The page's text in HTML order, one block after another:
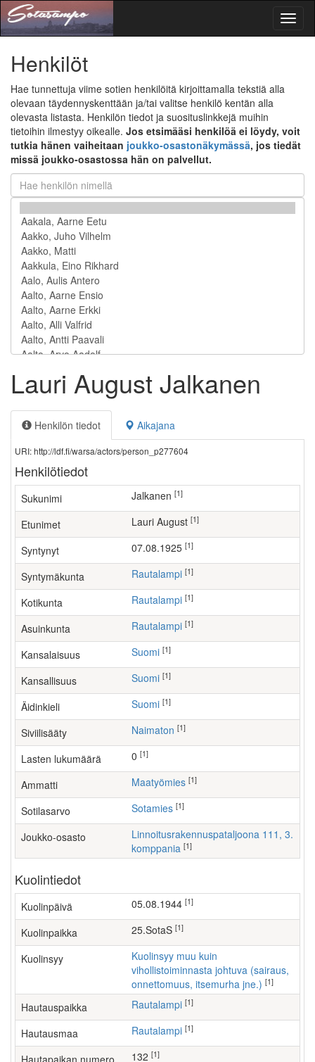
Henkilöt
Hae tunnettuja viime sotien henkilöitä kirjoittamalla tekstiä alla
olevaan täydennyskenttään ja/tai valitse henkilö kentän alla
olevasta listasta. Henkilön tiedot ja suosituslinkkejä muihin
tietoihin ilmestyy oikealle. Jos etsimääsi henkilöä ei löydy, voit
tutkia hänen vaiheitaan joukko-osastonäkymässä, jos tiedät
missä joukko-osastossa hän on palvellut.
Lauri August Jalkanen
Henkilön tiedot Aikajana
URI: http://ldf.fi/warsa/actors/person_p277604
Henkilötiedot
Sukunimi Jalkanen [1]
Etunimet Lauri August [1]
Syntynyt 07.08.1925 [1]
Syntymäkunta Rautalampi [1]
Kotikunta Rautalampi [1]
Asuinkunta Rautalampi [1]
Kansalaisuus Suomi [1]
Kansallisuus Suomi [1]
Äidinkieli Suomi [1]
Siviilisääty Naimaton [1]
Lasten lukumäärä [1]
Ammatti maatyömies [1]
Sotilasarvo Sotamies [1]
Joukko-osasto
Linnoitusrakennuspataljoona 111, 3.
komppania [1]
Kuolintiedot
Kuolinpäivä 05.08.1944 [1]
Kuolinpaikka 25.SotaS [1]
Kuolinsyy
Kuolinsyy muu kuin
vihollistoiminnasta johtuva (sairaus,
onnettomuus, itsemurha jne.) [1]
Hautauspaikka Rautalampi [1]
Hautausmaa Rautalampi [1]
Hautapaikan numero 132 [1]